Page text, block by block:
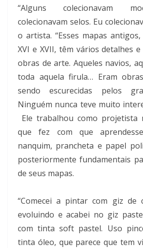
“Alguns colecionavam
colecionavam selos. Eu
o artista. “Esses mapas
XVI e XVII, têm vários detalhes
obras de arte. Aqueles navios,
toda aquela firula… Eram
sendo escurecidas pelos
Ninguém nunca teve muito
Ele trabalhou como projetista
que fez com que
nanquim, prancheta e papel
posteriormente fundamentais
de seus mapas.
“Comecei a pintar com giz de
evoluindo e acabei no giz
com tinta soft pastel. Uso
tinta óleo, que parece que tem